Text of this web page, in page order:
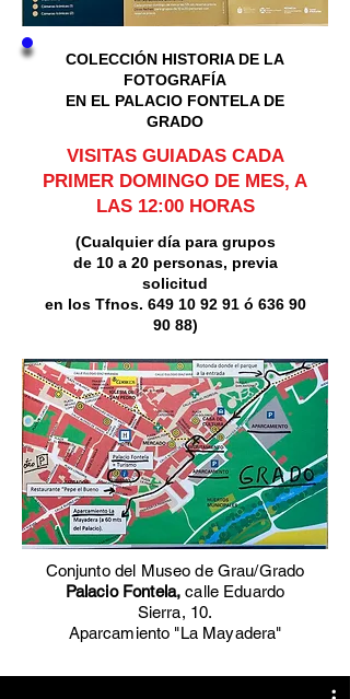
COLECCIÓN HISTORIA DE LA
FOTOGRAFÍA
EN EL PALACIO FONTELA DE
GRADO
VISITAS GUIADAS CADA
PRIMER DOMINGO DE MES, A
LAS 12:00 HORAS
(Cualquier día para grupos
de 10 a 20 personas, previa
solicitud
en los Tfnos. 649 10 92 91ó 636 90
90 88)
Conjunto del Museo de Grau/Grado
Palacio Fontela, calle Eduardo
Sierra, 10.
Aparcamiento "La Mayadera"